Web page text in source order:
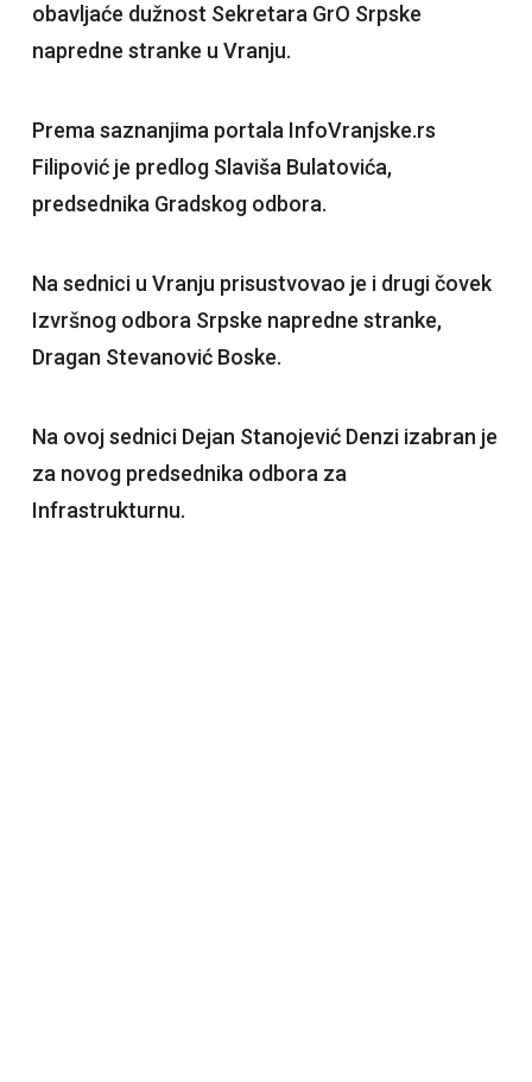
obavljaće dužnost Sekretara GrO Srpske
napredne stranke u Vranju.
Prema saznanjima portala InfoVranjske.rs
Filipović je predlog Slaviša Bulatovića,
predsednika Gradskog odbora.
Na sednici u Vranju prisustvovao je i drugi čovek
Izvršnog odbora Srpske napredne stranke,
Dragan Stevanović Boske.
Na ovoj sednici Dejan Stanojević Denzi izabran je
za novog predsednika odbora za
Infrastrukturnu.